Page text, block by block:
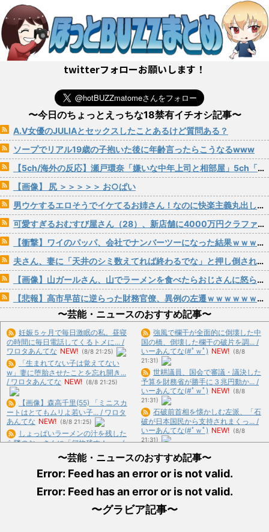
twitterフォローお願いします！
〜今日のちょっとえっちな18禁有イチオシ記事〜
A.V女優のJULIAとセックスしたことあるけど質問ある？
ソープでリアル19歳の子抱いた後に年齢言ったらこうなるwww
【5ch/海外の反応】瀬戸環奈「嫌いな中年上司と相部屋」5ch「堕ちるの早すぎ」海外「IMAXの大画面で見たい」
【画像】 尻 ＞＞＞＞＞ お○ぱい
男ウケするエロそうでイケてるお姉さん！なのに快楽主義丸出し感度良すぎでハメ潮炸裂！イキまくりオゲレツSEX！！ 葉月まゆ
可愛すぎるおむすび屋さん（28）、新店舗に4000万円クラファンした成功した結果弱男集団から叩かれてしまうｗｗｗｗ
【衝撃】ワイのパッパ、会社でナンバーツーになった結果ｗｗｗｗｗｗｗｗｗｗ
夫さん、妻に「天井のシミ数えてれば終わるでな」と押し倒されて性行為 → 凄いことになるｗｗｗｗｗ
【画像】山ガールさん、山でラーメンを食べたらおじさんに怒られるｗｗｗ
【悲報】高市早苗に逆らった財務官僚、異例の左遷ｗｗｗｗｗｗｗｗ
〜芸能・ニュースのおすすめ記事〜
妊娠５ヶ月で毎日激眠の私。昼寝
の時間に毎日電話してくるトメに... /
ワロタあんてな NEW! (8/8 21:25)
「生まれてない子は覚えてない
w」妻に堕胎させたことを忘れ開き...
/ ワロタあんてな NEW! (8/8 21:25)
【画像】森高千里(55) 「ミニスカ
ートはとてもムリよ若い子... / ワロタ
あんてな NEW! (8/8 21:25)
しょっぱいラーメンの汁を残した
ら隣のおっさんに「何故残す！」... /
NEW! (8/8 21:25)
女芸人の吉住さん（36）メイクし
たら普通に美人の部類だったと... / ワ
【画像】黒ギャル「おぢってこう
いうのが好きなんでしょ？www... / お
(8/8 21:15)
強風で欄干が全面的に倒壊した中
国の橋、倒壊した欄干の破片を調... /
いーあんてな(#ﾟｗﾟ) NEW! (8/8
21:31)
世耕議員、国会で審議・議決した
予算を財務省が勝手に３兆円動か... /
いーあんてな(#ﾟｗﾟ) NEW! (8/8
21:31)
石破前首相を懐かしむ左派、「石
破が日本国民から支持されまくっ... /
いーあんてな(#ﾟｗﾟ) NEW! (8/8
21:31)
「近年稀に見るどころの話じゃな
いぞ」と台風15号の予想進路に... / い
ーあんてな(#ﾟｗﾟ) NEW! (8/8 21:31)
「平和を願う女子児童を警察が取
いーあんてな(#ﾟｗﾟ)
〜芸能・ニュースのおすすめ記事〜
Error: Feed has an error or is not valid.
Error: Feed has an error or is not valid.
〜グラビア記事〜